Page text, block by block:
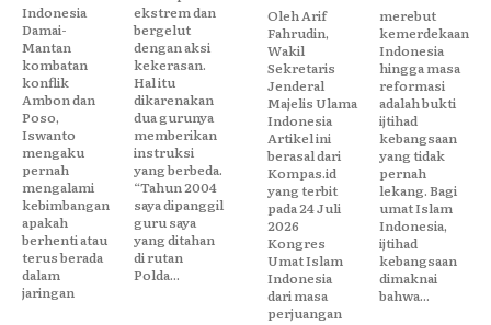
Indonesia
Damai-
Mantan
kombatan
konflik
Ambon dan
Poso,
Iswanto
mengaku
pernah
mengalami
kebimbangan
apakah
berhenti atau
terus berada
dalam
jaringan
ekstrem dan
bergelut
dengan aksi
kekerasan.
Hal itu
dikarenakan
dua gurunya
memberikan
instruksi
yang berbeda.
“Tahun 2004
saya dipanggil
guru saya
yang ditahan
di rutan
Polda...
Oleh Arif
Fahrudin,
Wakil
Sekretaris
Jenderal
Majelis Ulama
Indonesia
Artikel ini
berasal dari
Kompas.id
yang terbit
pada 24 Juli
2026
Kongres
Umat Islam
Indonesia
dari masa
perjuangan
merebut
kemerdekaan
Indonesia
hingga masa
reformasi
adalah bukti
ijtihad
kebangsaan
yang tidak
pernah
lekang. Bagi
umat Islam
Indonesia,
ijtihad
kebangsaan
dimaknai
bahwa...